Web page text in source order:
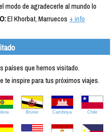
modo de agradecerle al mundo lo
El Khorbat, Marruecos + info
países que hemos visitado.
te inspire para tus próximos viajes.
Brunei Camboya Chile